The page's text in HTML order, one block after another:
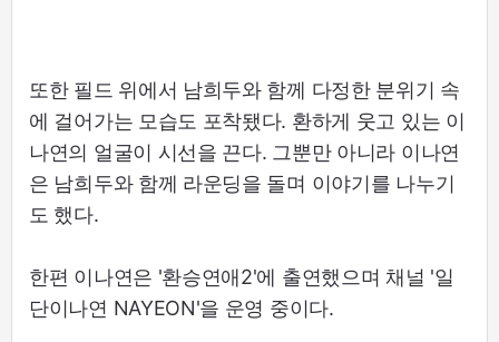
또한 필드 위에서 남희두와 함께 다정한 분위기 속
에 걸어가는 모습도 포착됐다. 환하게 웃고 있는 이
나연의 얼굴이 시선을 끈다. 그뿐만 아니라 이나연
은 남희두와 함께 라운딩을 돌며 이야기를 나누기
도 했다.
한편 이나연은 '환승연애2'에 출연했으며 채널 '일
단이나연 NAYEON'을 운영 중이다.